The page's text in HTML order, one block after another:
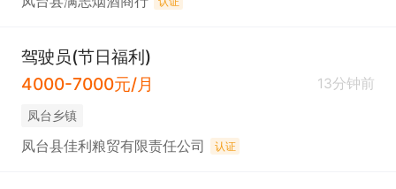
驾驶员(节日福利)
4000-7000元/月
13分钟前
凤台乡镇
凤台县佳利粮贸有限责任公司 认证